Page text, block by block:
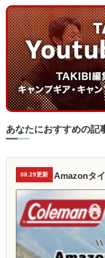
あなたにおすすめの記
08.29更新 Amazonタ